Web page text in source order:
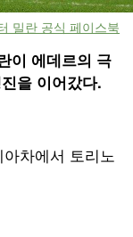
밀란 공식 페이스북
이 에데르의 극
을 이어갔다.
차에서 토리노